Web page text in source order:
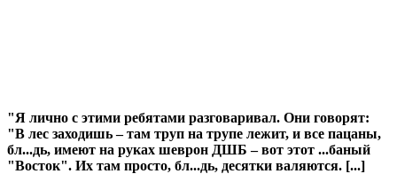
"Я лично с этими ребятами разговаривал. Они говорят:
"В лес заходишь – там труп на трупе лежит, и все пацаны,
бл...дь, имеют на руках шеврон ДШБ – вот этот ...баный
"Восток". Их там просто, бл...дь, десятки валяются. [...]